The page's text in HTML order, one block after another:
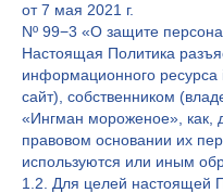
от 7 мая 2021 г.
Nº 99−3 «О защите
Настоящая Политика
информационного
сайт), собственником
«Ингман мороженое», как,
правовом основании их
используются или иным
1.2. Для целей настоящей